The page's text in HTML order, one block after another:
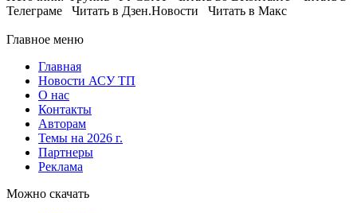
Телеграме Читать в Дзен.Новости Читать в Макс
Главное меню
Главная
Новости АСУ ТП
О нас
Контакты
Авторам
Темы на 2026 г.
Партнеры
Реклама
Можно скачать